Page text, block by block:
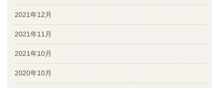
2021年12月
2021年11月
2021年10月
2020年10月